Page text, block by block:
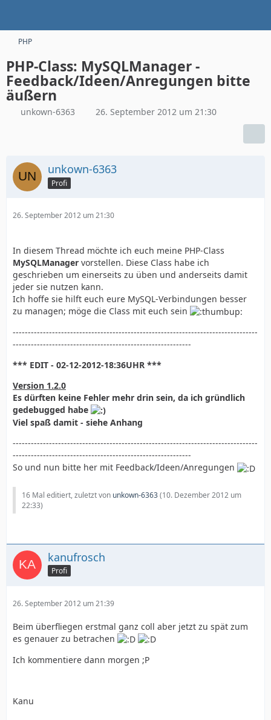
PHP
PHP-Class: MySQLManager -
Feedback/Ideen/Anregungen bitte
äußern
unkown-6363 26. September 2012 um 21:30
unkown-6363
Profi
26. September 2012 um 21:30
In diesem Thread möchte ich euch meine PHP-Class
MySQLManager vorstellen. Diese Class habe ich
geschrieben um einerseits zu üben und anderseits damit
jeder sie nutzen kann.
Ich hoffe sie hilft euch eure MySQL-Verbindungen besser
zu managen; möge die Class mit euch sein
---------------------------------------------------------------------------------
-----------------------------------------------------------
*** EDIT - 02-12-2012-18:36UHR ***
Version 1.2.0
Es dürften keine Fehler mehr drin sein, da ich gründlich
gedebugged habe
Viel spaß damit - siehe Anhang
---------------------------------------------------------------------------------
-----------------------------------------------------------
So und nun bitte her mit Feedback/Ideen/Anregungen
16 Mal editiert, zuletzt von unkown-6363(10. Dezember 2012 um
22:33)
kanufrosch
Profi
26. September 2012 um 21:39
Beim überfliegen erstmal ganz coll aber jetzt zu spät zum
es genauer zu betrachen
Ich kommentiere dann morgen ;P
Kanu